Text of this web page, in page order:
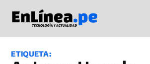
contenido
en Línea
ETIQUETA: